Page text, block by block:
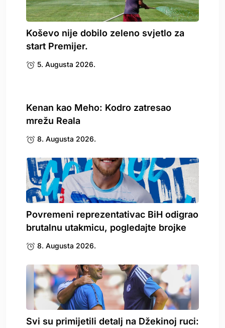
Koševo nije dobilo zeleno svjetlo za
start Premijer.
5. Augusta 2026.
Kenan kao Meho: Kodro zatresao
mrežu Reala
8. Augusta 2026.
Povremeni reprezentativac BiH odigrao
brutalnu utakmicu, pogledajte brojke
8. Augusta 2026.
Svi su primijetili detalj na Džekinoj ruci: